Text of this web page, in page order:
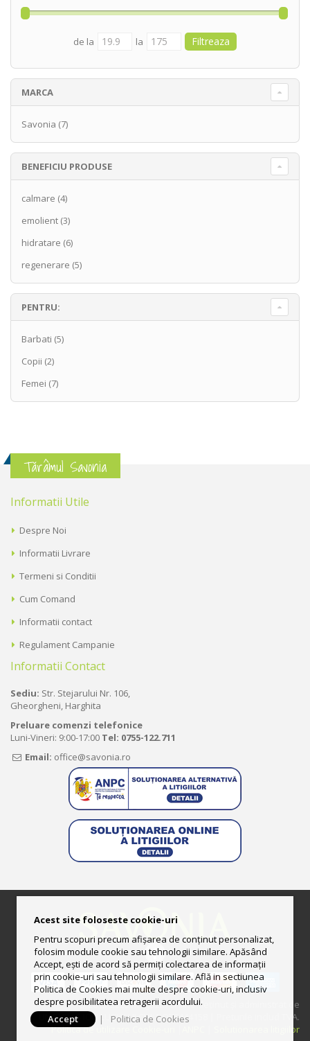
de la la
MARCA
Savonia (7)
BENEFICIU PRODUSE
calmare (4)
emolient (3)
hidratare (6)
regenerare (5)
PENTRU:
Barbati (5)
Copii (2)
Femei (7)
Tărâmul Savonia
Informatii Utile
Despre Noi
Informatii Livrare
Termeni si Conditii
Cum Comand
Informatii contact
Regulament Campanie
Informatii Contact
Sediu: Str. Stejarului Nr. 106,
Gheorgheni, Harghita
Preluare comenzi telefonice
Luni-Vineri: 9:00-17:00 Tel: 0755-122.711
Email: office@savonia.ro
© 2013-2025 Magazin online deţinut şi administrat de
UNGURAS ION LUCIAN II CUI: RO33444158 | Preturile includ TVA.
Politica de utilizare Cookie-uri
Solutionarea litigiilor
Acest site foloseste cookie-uri
Pentru scopuri precum afișarea de conținut personalizat,
folosim module cookie sau tehnologii similare. Apăsând
Accept, ești de acord să permiți colectarea de informații
prin cookie-uri sau tehnologii similare. Află in sectiunea
Politica de Cookies mai multe despre cookie-uri, inclusiv
despre posibilitatea retragerii acordului.
Accept
| Politica de Cookies